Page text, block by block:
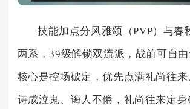
技能加点分风雅颂（PVP）与春
两系，39级解锁双流派，战前可自
核心是控场破定，优先点满礼尚往来
诗成泣鬼、诲人不倦，礼尚往来定